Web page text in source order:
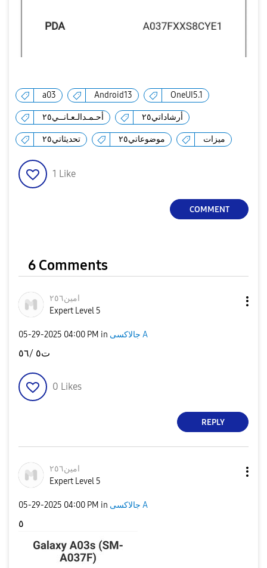
a03 Android13 OneUI5.1
أحـمـدالـعـانــي٢٥ أرشاداتي٢٥
تحديثاتي٢٥ موضوعاتي٢٥ ميزات
1 Like
COMMENT
6 Comments
امين٢٥٦
Expert Level 5
‎05-29-2025 04:00 PM in جالاكسى A
ت٥ /٥٦
0 Likes
REPLY
امين٢٥٦
Expert Level 5
‎05-29-2025 04:00 PM in جالاكسى A
٥